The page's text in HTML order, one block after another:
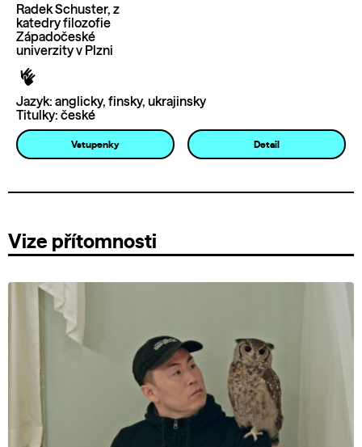
Radek Schuster, z
katedry filozofie
Západočeské
univerzity v Plzni
Jazyk: anglicky, finsky, ukrajinsky
Titulky: české
Vstupenky Detail
Vize přítomnosti